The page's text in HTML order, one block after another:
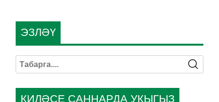
КИЛӘСЕ САННАРДА УКЫГЫЗ
ЭЗЛӘҮ